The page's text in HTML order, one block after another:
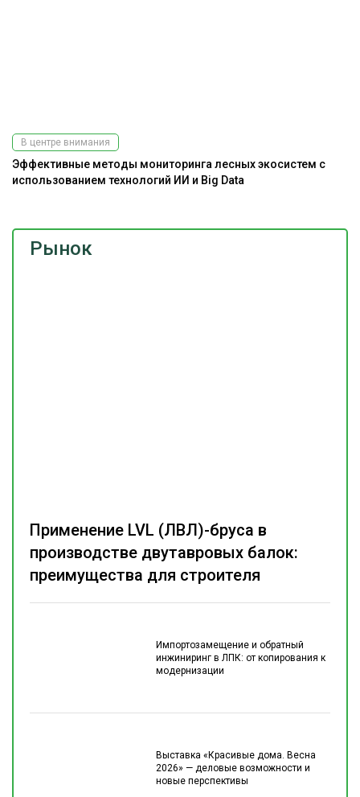
Рынок
Импортозамещение и обратный
инжиниринг в ЛПК: от копирования к
модернизации
Выставка «Красивые дома. Весна
2026» — деловые возможности и
новые перспективы
Применение LVL (ЛВЛ)-бруса в
производстве двутавровых балок:
преимущества для строителя
В центре внимания
Эффективные методы мониторинга лесных экосистем с
использованием технологий ИИ и Big Data